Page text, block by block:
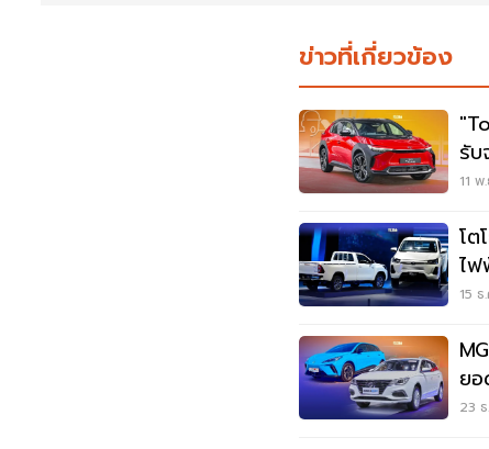
ข่าวที่เกี่ยวข้อง
รั
11
โต
ไฟ
ไท
15
ย
23